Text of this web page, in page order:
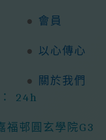
會員
以心傳心
關於我們
24h
福邨圓玄學院G3